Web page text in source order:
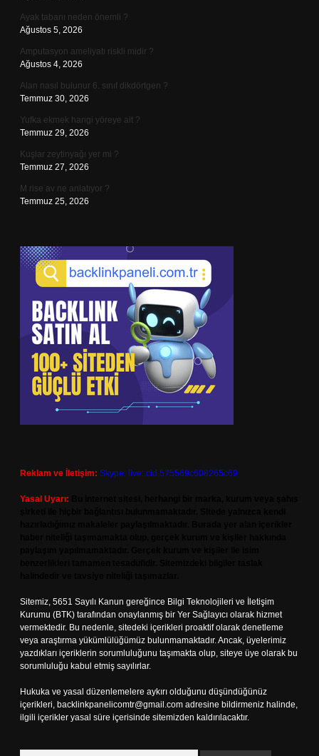
Ayak tabanı neden önemli ?
Ağustos 5, 2026
Amputasyon ameliyatı riskli midir ?
Ağustos 4, 2026
Alan nasıl bulunur 6. sınıf dikdörtgen ?
Temmuz 30, 2026
Yufka ekmek hangi yöreye ait ?
Temmuz 29, 2026
Kuşlar zeytinyağı yer mi ?
Temmuz 27, 2026
M rise av ne anlatıyor ?
Temmuz 25, 2026
Reklam ve İletişim: Skype: live:.cid.575569c608265c69
Yasal Uyarı:
Sitemiz, 5651 Sayılı Kanun gereğince Bilgi Teknolojileri ve İletişim
Kurumu (BTK) tarafından onaylanmış bir Yer Sağlayıcı olarak hizmet
vermektedir. Bu nedenle, sitedeki içerikleri proaktif olarak denetleme
veya araştırma yükümlülüğümüz bulunmamaktadır. Ancak, üyelerimiz
yazdıkları içeriklerin sorumluluğunu taşımakta olup, siteye üye olarak bu
sorumluluğu kabul etmiş sayılırlar.
Hukuka ve yasal düzenlemelere aykırı olduğunu düşündüğünüz
içerikleri, backlinkpanelicomtr@gmail.com adresine bildirmeniz halinde,
ilgili içerikler yasal süre içerisinde sitemizden kaldırılacaktır.